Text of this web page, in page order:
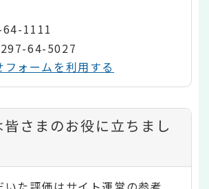
1111
64-5027
フォームを利用する
皆さまのお役に立ちまし